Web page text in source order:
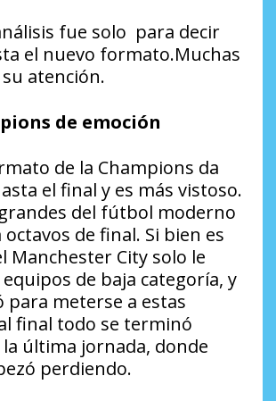
fue solo para decir
el nuevo formato.Muchas
atención.
de emoción
de la Champions da
el final y es más vistoso.
del fútbol moderno
de final. Si bien es
Manchester City solo le
de baja categoría, y
para meterse a estas
final todo se terminó
última jornada, donde
perdiendo.